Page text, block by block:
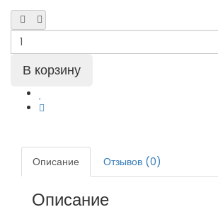
Описание Отзывов (0)
Описание